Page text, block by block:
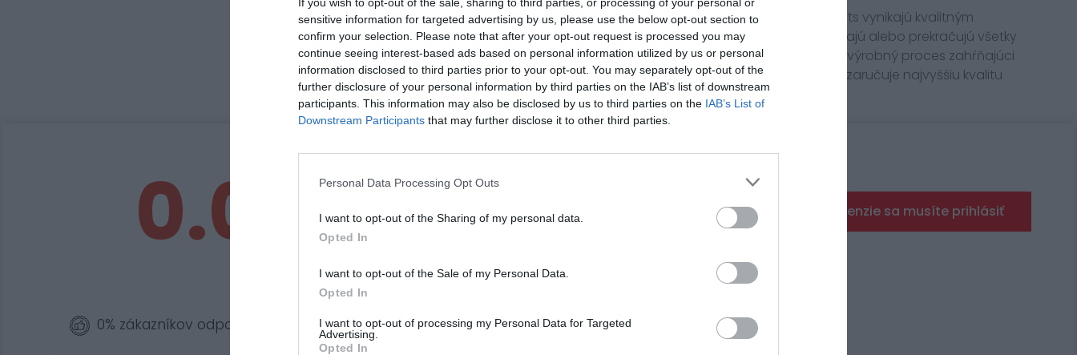
sensitive information for targeted advertising by us, please use the below opt-out section to
confirm your selection. Please note that after your opt-out request is processed you may
continue seeing interest-based ads based on personal information utilized by us or personal
information disclosed to third parties prior to your opt-out. You may separately opt-out of the
further disclosure of your personal information by third parties on the IAB’s list of downstream
participants. This information may also be disclosed by us to third parties on the IAB’s List of
Downstream Participants that may further disclose it to other third parties.
Personal Data Processing Opt Outs
I want to opt-out of the Sharing of my personal data.
Opted In
I want to opt-out of the Sale of my Personal Data.
Opted In
I want to opt-out of processing my Personal Data for Targeted
Advertising.
Opted In
Ozubené kolesá anglického výrobcu JT Sprockets vynikajú kvalitným
spracovaním a použitým materiálom. Vyrovnávajú alebo prekračujú všetky
požiadavky kladené na tieto výrobky. Špeciálny výrobný proces zahŕňajúci
25 výrobných krokov a 10 individuálnych kontrol zaručuje najvyššiu kvalitu
týchto kolies.
0.0
0% zákazníkov odporúča produkt
Pre pridanie recenzie sa musíte prihlásiť